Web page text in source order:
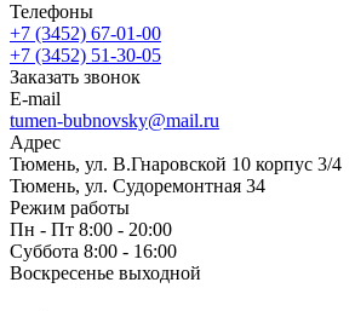
Телефоны
+7 (3452) 67-01-00
+7 (3452) 51-30-05
Заказать звонок
E-mail
tumen-bubnovsky@mail.ru
Адрес
Тюмень, ул. В.Гнаровской 10 корпус 3/4
Тюмень, ул. Судоремонтная 34
Режим работы
Пн - Пт 8:00 - 20:00
Суббота 8:00 - 16:00
Воскресенье выходной